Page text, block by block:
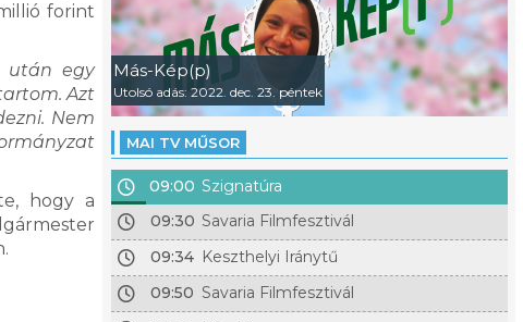
forint
után egy
Azt
Nem
hogy a
Más-Kép(p)
Utolsó adás: 2022. dec. 23. péntek
MAI TV MŰSOR
09:00 Szignatúra
09:30 Savaria Filmfesztivál
09:34 Keszthelyi Iránytű
09:50 Savaria Filmfesztivál